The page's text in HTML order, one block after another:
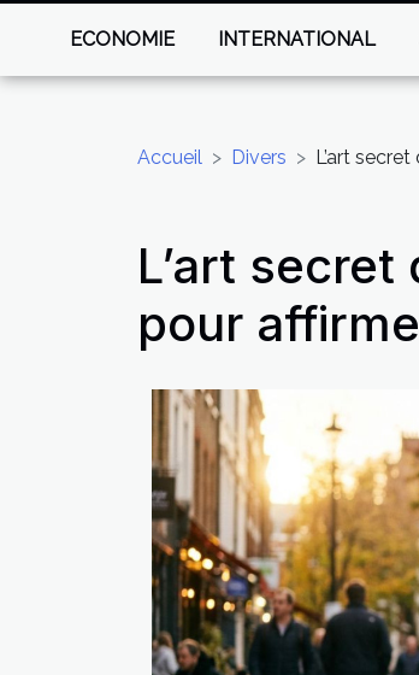
ECONOMIE INTERNATIONAL
Accueil Divers L’art
L’art
pour